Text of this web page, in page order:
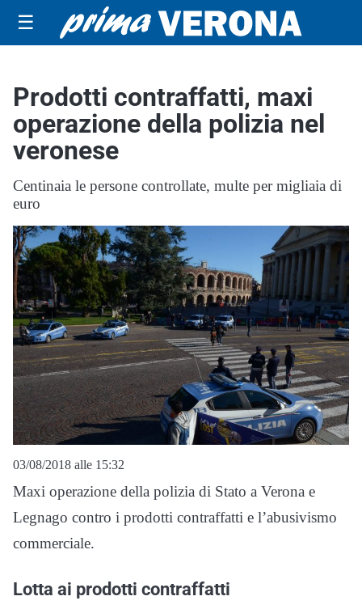
☰
Prodotti contraffatti, maxi
operazione della polizia nel
veronese
Centinaia le persone controllate, multe per migliaia di
euro
03/08/2018 alle 15:32
Maxi operazione della polizia di Stato a Verona e
Legnago contro i prodotti contraffatti e l’abusivismo
commerciale.
Lotta ai prodotti contraffatti